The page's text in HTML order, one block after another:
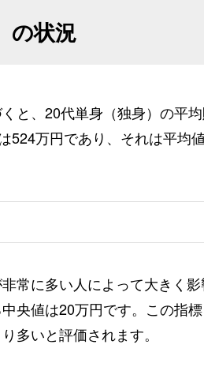
の状況
と、20代単身（独身）の平
524万円であり、それは平均
常に多い人によって大きく
央値は20万円です。この指
多いと評価されます。